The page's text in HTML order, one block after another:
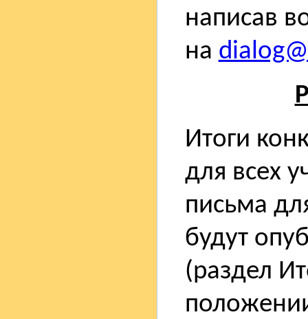
написав
на
Итоги
для всех
письма
будут
(раздел